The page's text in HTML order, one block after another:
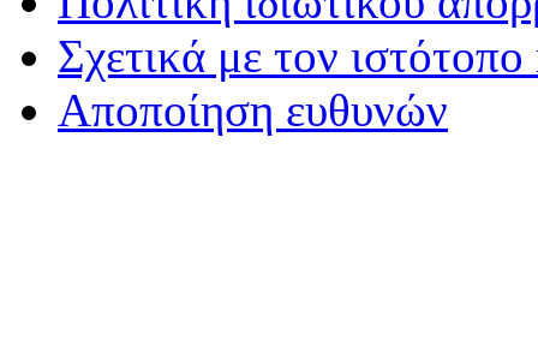
Σχετικά με τον
Αποποίηση ευθυνών